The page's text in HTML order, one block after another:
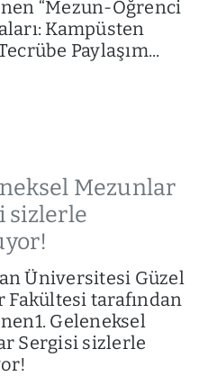
“Mezun-Öğrenci
Kampüsten
Paylaşım...
Mezunlar
sizlerle
Üniversitesi Güzel
Fakültesi tarafından
Geleneksel
Sergisi sizlerle